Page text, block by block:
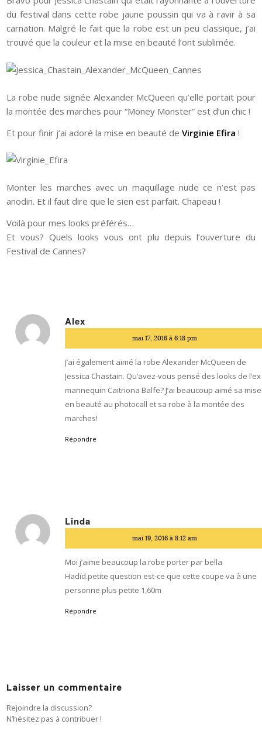
du festival dans cette robe jaune poussin qui va à ravir à sa
carnation. Malgré le fait que la robe est un peu classique, j’ai
trouvé que la couleur et la mise en beauté l’ont sublimée.
La robe nude signée Alexander McQueen qu’elle portait pour
la montée des marches pour “Money Monster” est d’un chic !
Et pour finir j’ai adoré la mise en beauté deVirginie Efira !
Monter les marches avec un maquillage nude ce n’est pas
anodin. Et il faut dire que le sien est parfait. Chapeau !
Voilà pour mes looks préférés…
Et vous? Quels looks vous ont plu depuis l’ouverture du
Festival de Cannes?
Alex
:
mai 17, 2016 à 6:18 pm
J’ai également aimé la robe Alexander McQueen de
Jessica Chastain. Qu’avez-vous pensé des looks de l’ex
mannequin Caitriona Balfe? J’ai beaucoup aimé sa mise
en beauté au photocall et sa robe à la montée des
marches!
Répondre
Linda
:
mai 19, 2016 à 8:12 am
Moi j’aime beaucoup la robe porter par bella
Hadid.petite question est-ce que cette coupe va à une
personne plus petite 1,60m
Répondre
Laisser un commentaire
Rejoindre la discussion?
N’hésitez pas à contribuer !